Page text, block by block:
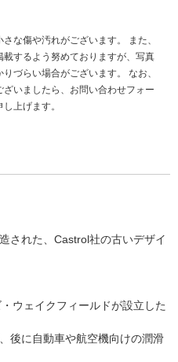
な傷や汚れがございます。 また、
するよう努めておりますが、写真
づらい場合がございます。 なお、
いましたら、お問い合わせフォー
上げます。
された、Castrol社の古いデザイ
ウェイクフィールドが設立した
後に自動車や航空機向けの潤滑